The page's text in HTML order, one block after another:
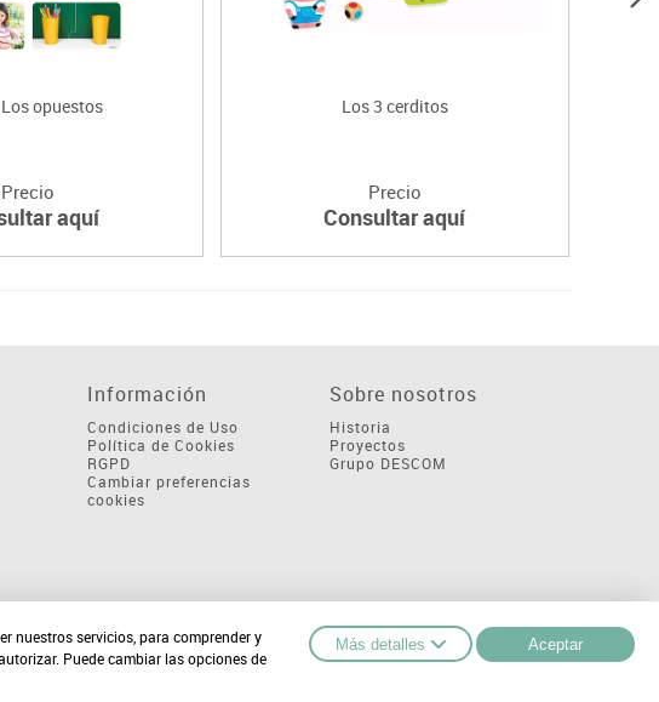
opuestos
Precio
aquí
Los 3 cerditos
Precio
Consultar aquí
Información
Condiciones de Uso
Política de Cookies
RGPD
Cambiar preferencias
cookies
Sobre nosotros
Historia
Proyectos
Grupo DESCOM
nuestros servicios, para comprender y
Puede cambiar las opciones de
Más detalles Aceptar